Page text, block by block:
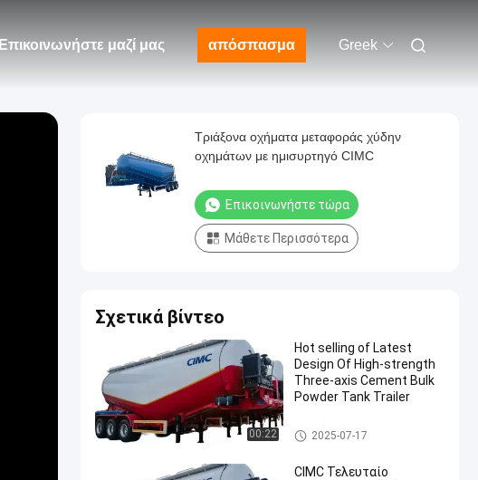
Επικοινωνήστε μαζί μας απόσπασμα Greek
Τριάξονα οχήματα μεταφοράς χύδην
οχημάτων με ημισυρτηγό CIMC
Επικοινωνήστε τώρα
Μάθετε Περισσότερα
Σχετικά βίντεο
00:22
Hot selling of Latest
Design Of High-strength
Three-axis Cement Bulk
Powder Tank Trailer
τροχόσπιτο τσιμέντου
2025-07-17
CIMC Τελευταίο